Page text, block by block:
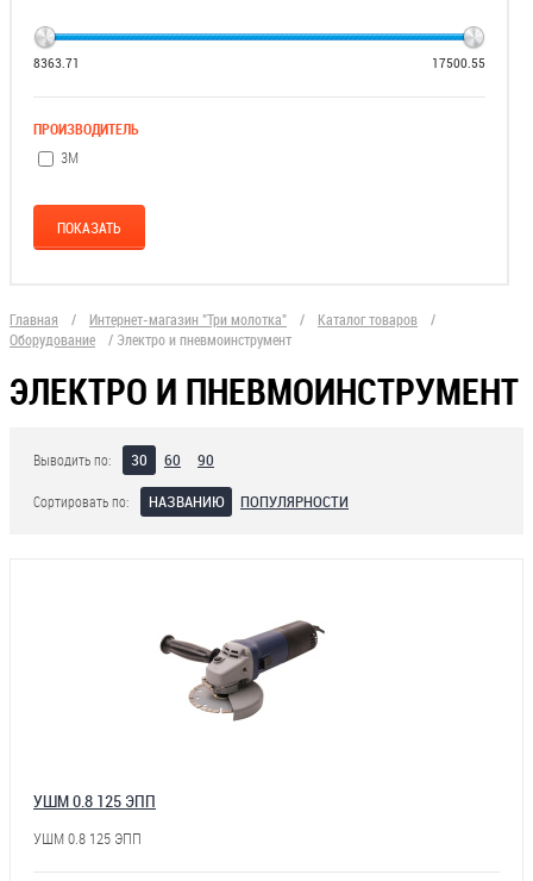
8363.71 17500.55
ПРОИЗВОДИТЕЛЬ
3М
Главная / Интернет-магазин "Три молотка" / Каталог товаров
/
Оборудование
/ Электро и пневмоинструмент
ЭЛЕКТРО И ПНЕВМОИНСТРУМЕНТ
Выводить по: 30 60 90
Сортировать по: НАЗВАНИЮ ПОПУЛЯРНОСТИ
УШМ 0.8 125 ЭПП
УШМ 0.8 125 ЭПП